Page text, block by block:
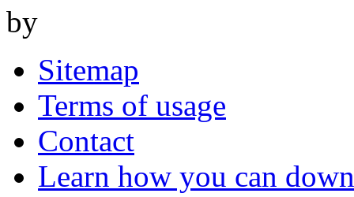
by
Sitemap
Terms of usage
Contact
Learn how you can